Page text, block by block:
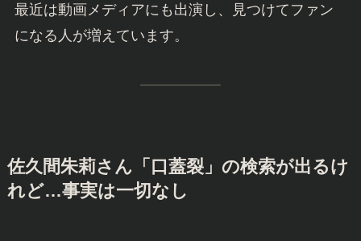
最近は動画メディアにも出演し、見つけてファン
になる人が増えています。
佐久間朱莉さん 「口蓋裂」の検索が出るけ
れど…事実は一切なし